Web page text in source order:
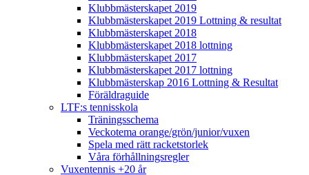
Klubbmästerskapet 2019
Klubbmästerskapet 2019 Lottning & resultat
Klubbmästerskapet 2018
Klubbmästerskapet 2018 lottning
Klubbmästerskapet 2017
Klubbmästerskapet 2017 lottning
Klubbmästerskap 2016 Lottning & Resultat
Föräldraguide
LTF:s tennisskola
Träningsschema
Veckotema orange/grön/junior/vuxen
Spela med rätt racketstorlek
Våra förhållningsregler
Vuxentennis +20 år